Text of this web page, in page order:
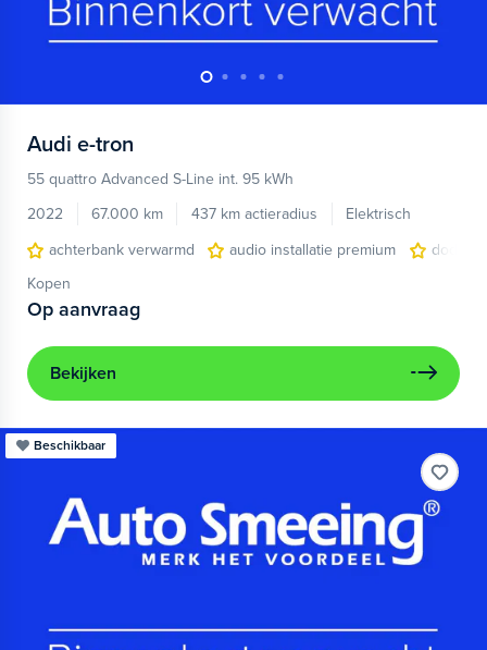
Audi e-tron
55 quattro Advanced S-Line int. 95 kWh
2022
67.000 km 437 km actieradius
Elektrisch
achterbank verwarmd
audio installatie premium
Kopen
Op aanvraag
Bekijken
Beschikbaar